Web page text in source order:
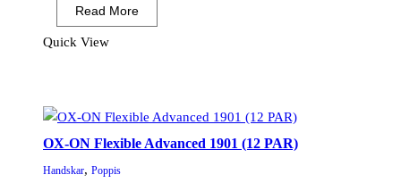
(12
Read More
Quick View
OX-ON Flexible Advanced 1901 (12 PAR)
Handskar, Poppis